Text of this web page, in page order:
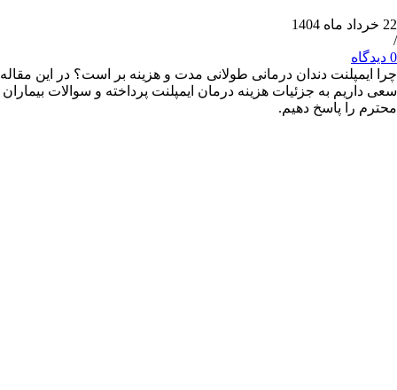
دندان درمانی طولانی مدت و هزینه بر است؟ در این مقاله
به جزئیات هزینه درمان ایمپلنت پرداخته و سوالات بیماران
پاسخ دهیم.